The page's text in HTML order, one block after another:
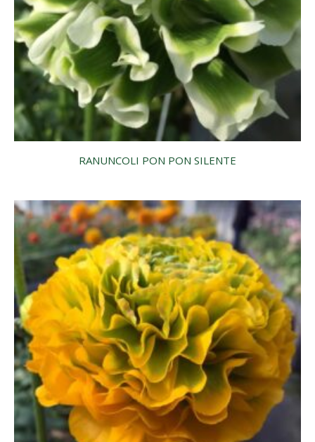
RANUNCOLI PON PON SILENTE